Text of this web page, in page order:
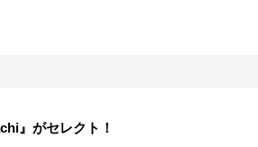
』がセレクト！